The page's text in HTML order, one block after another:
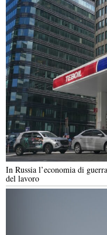
In Russia l’economia di
del lavoro